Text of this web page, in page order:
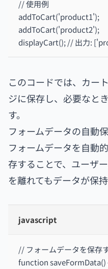
// 使用例
addToCart('product1');
addToCart('product2');
displayCart(); // 出力:
このコードでは、カー
ジに保存し、必要なと
す。
フォームデータの自動
フォームデータを自動
存することで、ユーザ
を離れてもデータが保持
javascript
// フォームデータを保存
function saveFormData()